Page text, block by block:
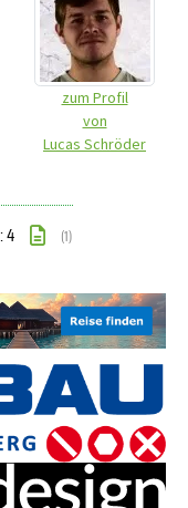
zum Profil
von
Lucas Schröder
4 (1)